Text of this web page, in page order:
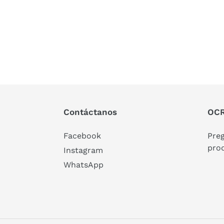
Contáctanos
Facebook
Instagram
WhatsApp